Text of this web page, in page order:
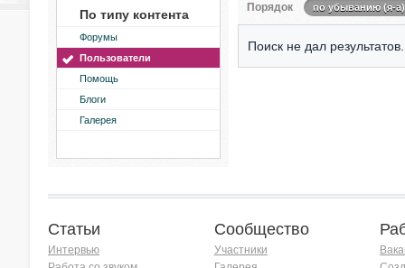
По типу контента
Форумы
Пользователи
Помощь
Блоги
Галерея
Порядок по убыванию (я-а)
Поиск не дал результатов.
Статьи
Интервью
Сообщество
Участники